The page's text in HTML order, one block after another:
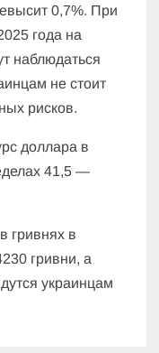
0,7%. При
года на
наблюдаться
не стоит
рисков.
доллара в
41,5 —
гривнях в
гривни, а
украинцам